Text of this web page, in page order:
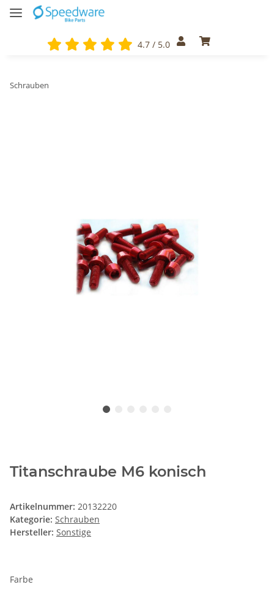
4.7 / 5.0
Schrauben
Titanschraube M6 konisch
Artikelnummer: 20132220
Kategorie: Schrauben
Hersteller: Sonstige
Farbe